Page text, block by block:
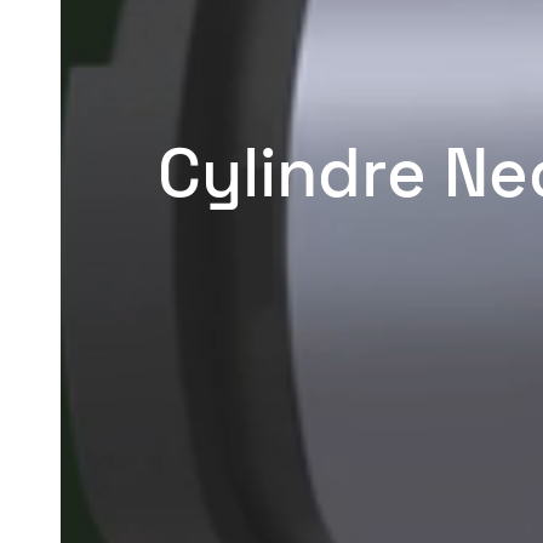
Cylindre